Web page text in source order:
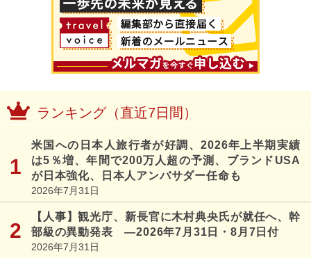
ランキング（直近7日間）
米国への日本人旅行者が好調、2026年上半期実績
は5％増、年間で200万人超の予測、ブランドUSA
が日本強化、日本人アンバサダー任命も
2026年7月31日
【人事】観光庁、新長官に木村典央氏が就任へ、幹
部級の異動発表 ―2026年7月31日・8月7日付
2026年7月31日